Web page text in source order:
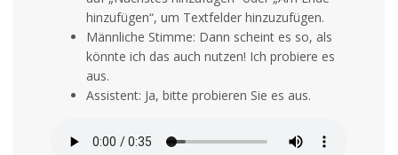
hinzufügen“, um Textfelder hinzuzufügen.
Männliche Stimme: Dann scheint es so, als
könnte ich das auch nutzen! Ich probiere es
aus.
Assistent: Ja, bitte probieren Sie es aus.